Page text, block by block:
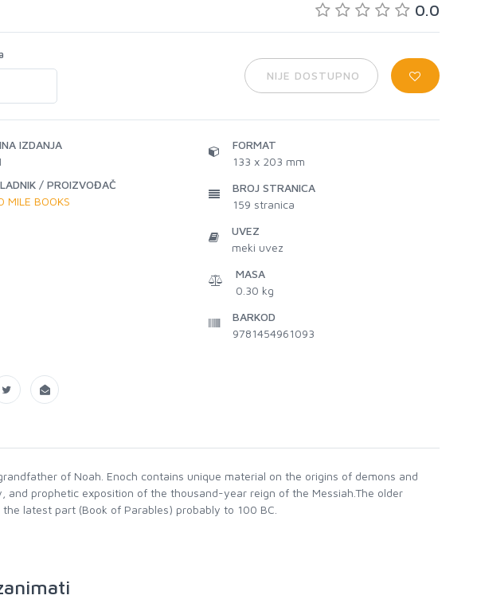
0.0
NIJE DOSTUPNO
IZDANJA
/ PROIZVOĐAČ
MILE BOOKS
FORMAT
133 x 203 mm
BROJ STRANICA
159 stranica
UVEZ
meki uvez
MASA
0.30 kg
BARKOD
9781454961093
of Noah. Enoch contains unique material on the origins of demons and
prophetic exposition of the thousand-year reign of the Messiah.The older
latest part (Book of Parables) probably to 100 BC.